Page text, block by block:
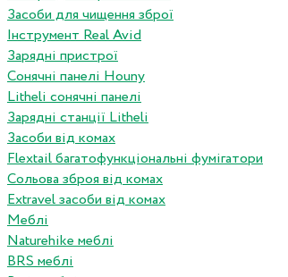
Засоби для чищення зброї
Інструмент Real Avid
Зарядні пристрої
Сонячні панелі Houny
Litheli сонячні панелі
Зарядні станції Litheli
Засоби від комах
Flextail багатофункціональні фумігатори
Сольова зброя від комах
Extravel засоби від комах
Меблі
Naturehike меблі
BRS меблі